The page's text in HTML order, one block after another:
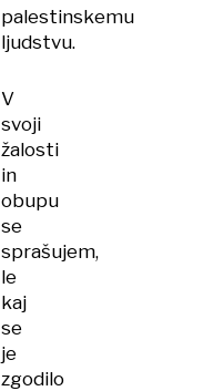
palestinskemu
ljudstvu.
V
svoji
žalosti
in
obupu
se
sprašujem,
le
kaj
se
je
zgodilo